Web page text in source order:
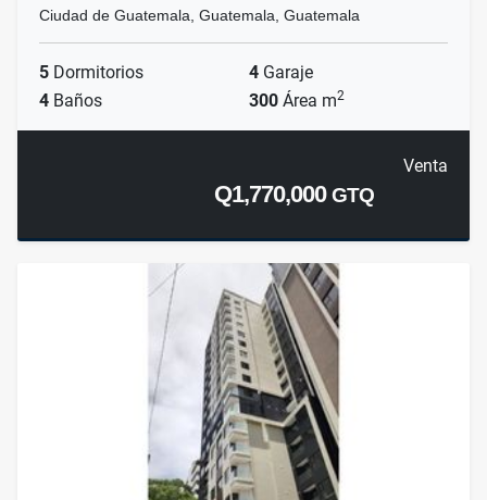
Ciudad de Guatemala, Guatemala, Guatemala
5 Dormitorios 4 Garaje
4 Baños 300 Área m2
Venta
Q1,770,000GTQ